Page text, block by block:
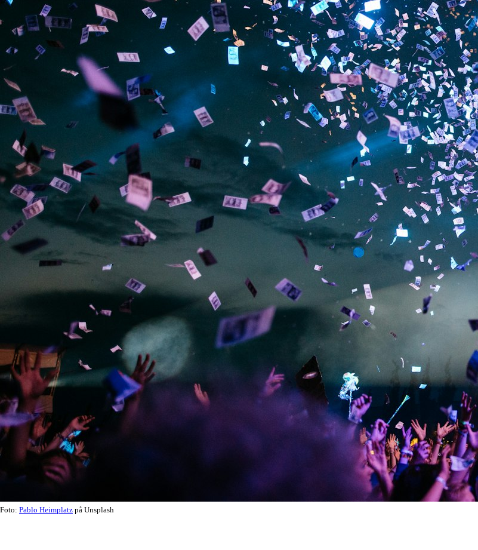
Foto: Pablo Heimplatz på Unsplash